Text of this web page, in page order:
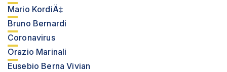
Mario KordiÄ‡
Bruno Bernardi
Coronavirus
Orazio Marinali
Eusebio Berna Vivian